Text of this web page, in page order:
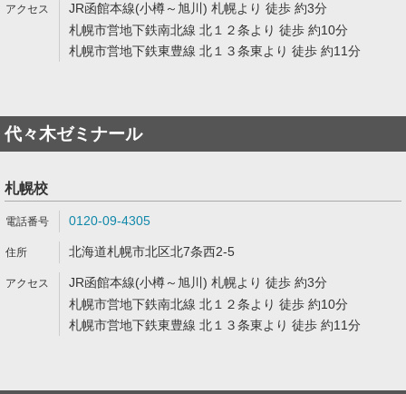
JR函館本線(小樽～旭川) 札幌より 徒歩 約3分
札幌市営地下鉄南北線 北１２条より 徒歩 約10分
札幌市営地下鉄東豊線 北１３条東より 徒歩 約11分
代々木ゼミナール
札幌校
0120-09-4305
北海道札幌市北区北7条西2-5
JR函館本線(小樽～旭川) 札幌より 徒歩 約3分
札幌市営地下鉄南北線 北１２条より 徒歩 約10分
札幌市営地下鉄東豊線 北１３条東より 徒歩 約11分